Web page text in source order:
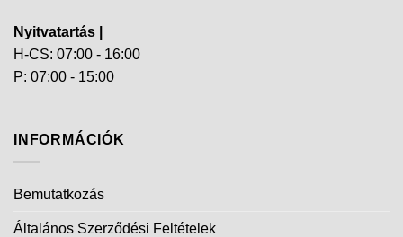
Nyitvatartás |
H-CS: 07:00 - 16:00
P: 07:00 - 15:00
INFORMÁCIÓK
Bemutatkozás
Általános Szerződési Feltételek